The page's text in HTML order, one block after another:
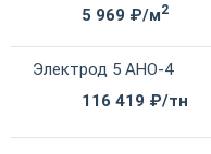
5 969 ₽/м2
Электрод 5 АНО-4
116 419 ₽/тн